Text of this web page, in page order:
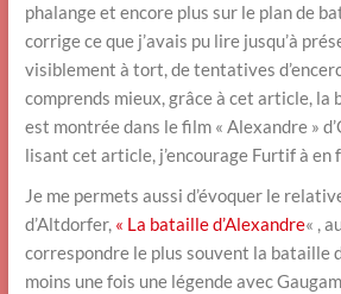
phalange et encore plus sur le plan de
corrige ce que j’avais pu lire jusqu’à
visiblement à tort, de tentatives
comprends mieux, grâce à cet article, la
est montrée dans le film « Alexandre »
lisant cet article, j’encourage Furtif à en
Je me permets aussi d’évoquer le
d’Altdorfer, « La bataille d’Alexandre« ,
correspondre le plus souvent la bataille
moins une fois une légende avec